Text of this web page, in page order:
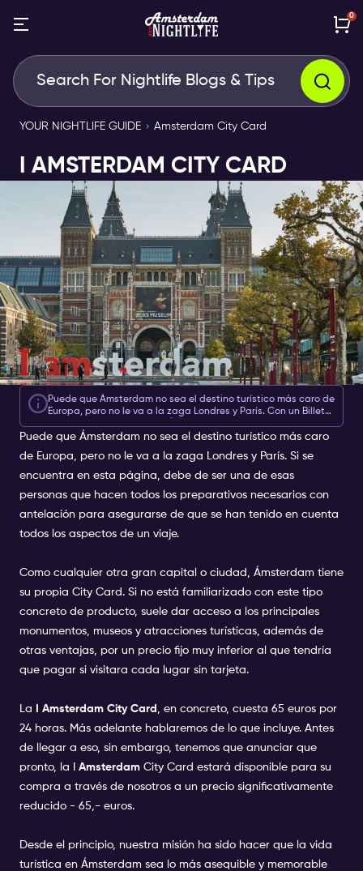
0
YOUR NIGHTLIFE GUIDE Amsterdam City Card
I AMSTERDAM CITY CARD
Puede que Ámsterdam no sea el destino turístico más caro de
Europa, pero no le va a la zaga Londres y París. Con un Billete
añadir varias fiestas a su viaje, a partir de sólo 10 euros. Así
probar algo diferente, ¡ya nada le detendrá!
Puede que Ámsterdam no sea el destino turístico más caro
de Europa, pero no le va a la zaga Londres y París. Si se
encuentra en esta página, debe de ser una de esas
personas que hacen todos los preparativos necesarios con
antelación para asegurarse de que se han tenido en cuenta
todos los aspectos de un viaje.
Como cualquier otra gran capital o ciudad, Ámsterdam tiene
su propia City Card. Si no está familiarizado con este tipo
concreto de producto, suele dar acceso a los principales
monumentos, museos y atracciones turísticas, además de
otras ventajas, por un precio fijo muy inferior al que tendría
que pagar si visitara cada lugar sin tarjeta.
La I Amsterdam City Card , en concreto, cuesta 65 euros por
24 horas. Más adelante hablaremos de lo que incluye. Antes
de llegar a eso, sin embargo, tenemos que anunciar que
pronto, la I
Amsterdam City Card estará disponible para su
compra a través de nosotros a un precio significativamente
reducido - 65,- euros.
Desde el principio, nuestra misión ha sido hacer que la vida
turística en Ámsterdam sea lo más asequible y memorable